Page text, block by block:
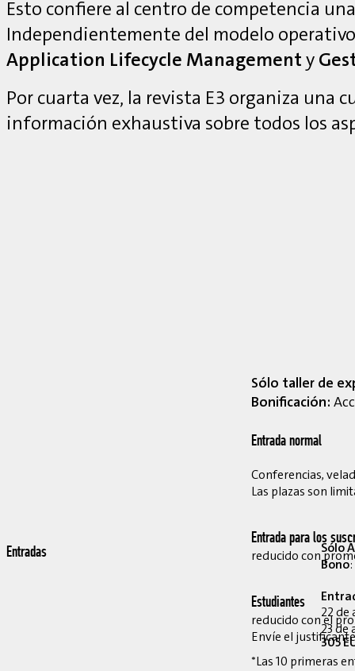
Esto confiere al centro de competencia
Independientemente del modelo
Application Lifecycle Managementy
Por cuarta vez, la revista E3 organiza una
información exhaustiva sobre todos los
Sólo taller de
Bonificación:
Entrada normal
Conferencias,
Las plazas son
Entrada para los
reducido con
Estudiantes
reducido con el
Envíe el
*Las 10 primeras
Entradas
Sólo
Bono:
22 de
23 de
305